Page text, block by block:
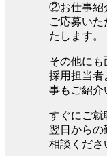
②お仕事紹
ご応募い
たします。
その他にも
採用担当者
事もご紹介
すぐにご就
翌日から
相談くださ